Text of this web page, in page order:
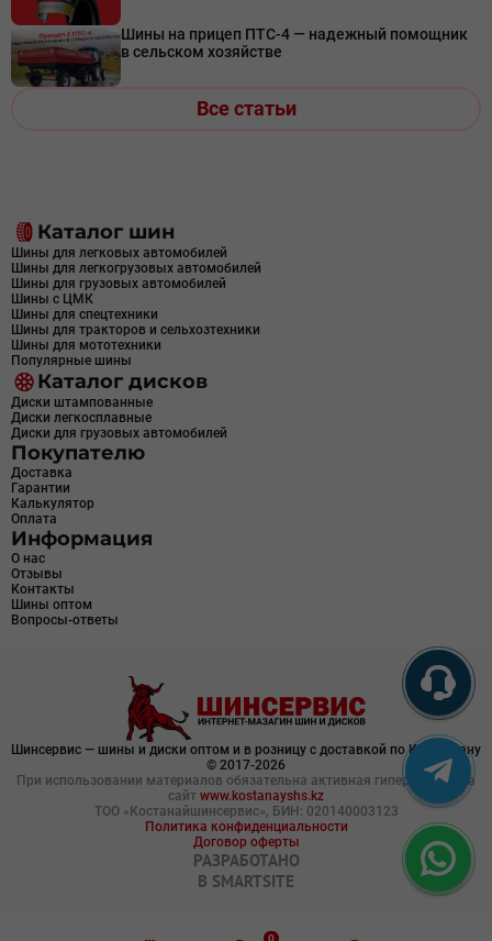
0
Шины на прицеп ПТС-4 — надежный помощник
в сельском хозяйстве
Все статьи
Каталог шин
Шины для легковых автомобилей
Шины для легкогрузовых автомобилей
Шины для грузовых автомобилей
Шины с ЦМК
Шины для спецтехники
Шины для тракторов и сельхозтехники
Шины для мототехники
Популярные шины
Каталог дисков
Диски штампованные
Диски легкосплавные
Диски для грузовых автомобилей
Покупателю
Доставка
Гарантии
Калькулятор
Оплата
Информация
О нас
Отзывы
Контакты
Шины оптом
Вопросы-ответы
Шинсервис — шины и диски оптом и в розницу с доставкой по Казахстану
© 2017-2026
При использовании материалов обязательна активная гиперссылка на
сайт www.kostanayshs.kz
ТОО «Костанайшинсервис», БИН: 020140003123
Политика конфиденциальности
Договор оферты
РАЗРАБОТАНО
В SMARTSITE